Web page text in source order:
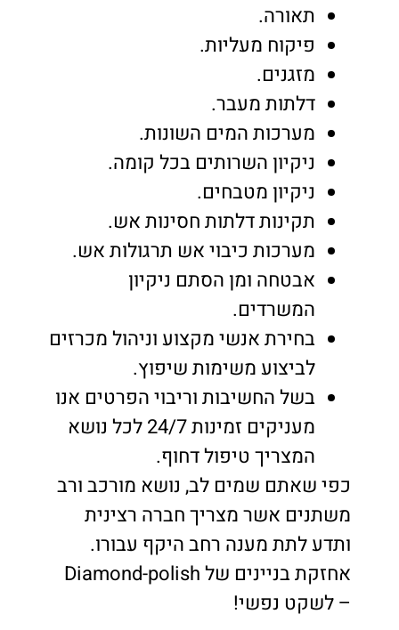
תאורה.
פיקוח מעליות.
מזגנים.
דלתות מעבר.
מערכות המים השונות.
ניקיון השרותים בכל קומה.
ניקיון מטבחים.
תקינות דלתות חסינות אש.
מערכות כיבוי אש תרגולות אש.
אבטחה ומן הסתם ניקיון
המשרדים.
בחירת אנשי מקצוע וניהול מכרזים
לביצוע משימות שיפוץ.
בשל החשיבות וריבוי הפרטים אנו
מעניקים זמינות 24/7 לכל נושא
המצריך טיפול דחוף.
כפי שאתם שמים לב, נושא מורכב ורב
משתנים אשר מצריך חברה רצינית
ותדע לתת מענה רחב היקף עבורו.
אחזקת בניינים של Diamond-polish
– לשקט נפשי!